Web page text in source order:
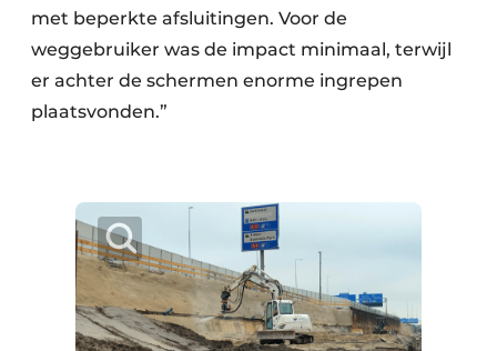
met beperkte afsluitingen. Voor de
weggebruiker was de impact minimaal, terwijl
er achter de schermen enorme ingrepen
plaatsvonden.”